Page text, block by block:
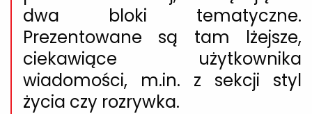
dwa bloki tematyczne.
Prezentowane są tam lżejsze,
ciekawiące użytkownika
wiadomości, m.in. z sekcji styl
życia czy rozrywka.